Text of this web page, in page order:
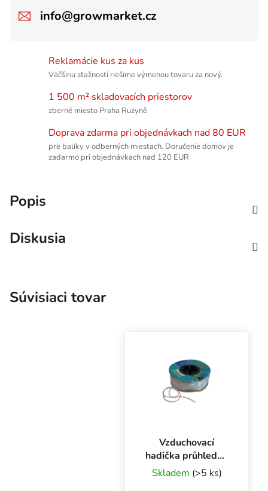
info@growmarket.cz
Reklamácie kus za kus
Väčšinu sťažností riešime výmenou tovaru za nový.
1 500 m² skladovacích priestorov
zberné miesto Praha Ruzyně
Doprava zdarma pri objednávkach nad 80 EUR
pre balíky v odberných miestach. Doručenie domov je
zadarmo pri objednávkach nad 120 EUR
Popis
Diskusia
Súvisiaci tovar
Vzduchovací
hadička průhledná
4/6 mm, 1 m
Skladem (>5 ks)